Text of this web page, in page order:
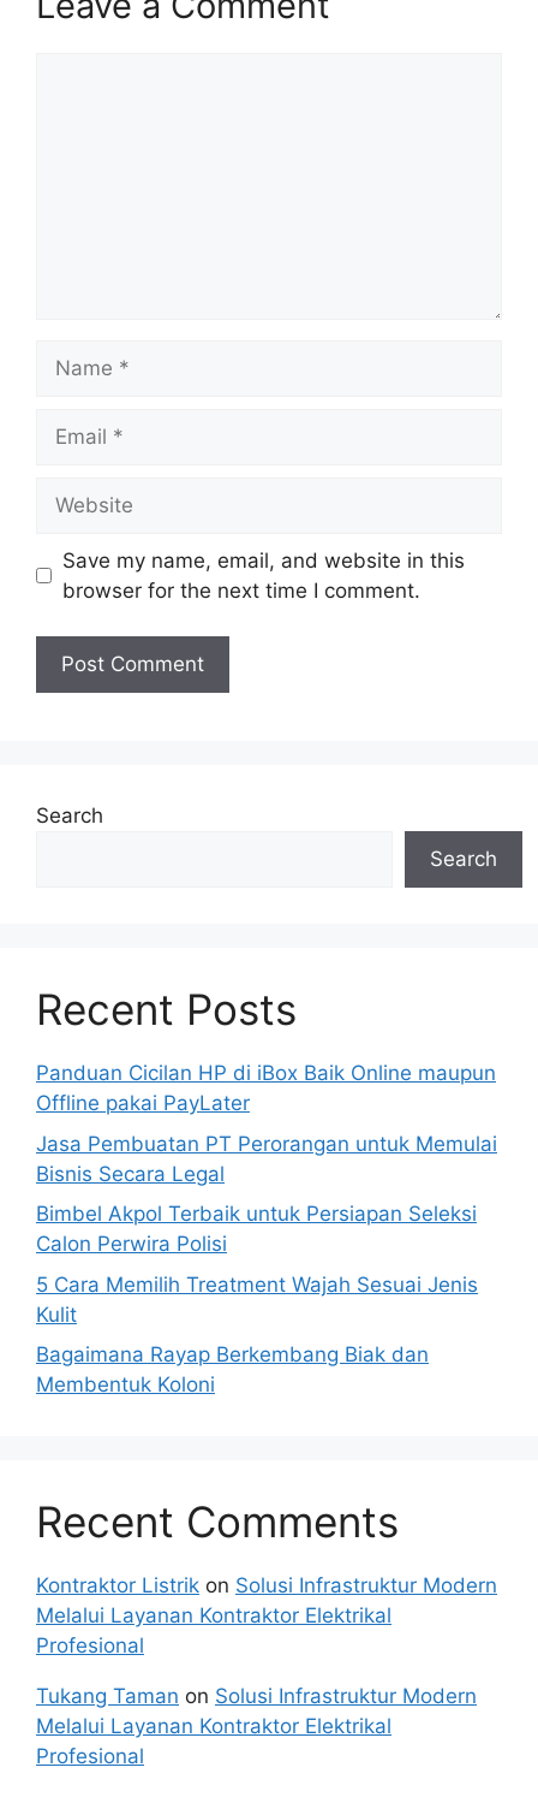
Save my name, email, and website in this
browser for the next time I comment.
Search
Search
Recent Posts
Panduan Cicilan HP di iBox Baik Online maupun
Offline pakai PayLater
Jasa Pembuatan PT Perorangan untuk Memulai
Bisnis Secara Legal
Bimbel Akpol Terbaik untuk Persiapan Seleksi
Calon Perwira Polisi
5 Cara Memilih Treatment Wajah Sesuai Jenis
Kulit
Bagaimana Rayap Berkembang Biak dan
Membentuk Koloni
Recent Comments
Kontraktor Listrik on Solusi Infrastruktur Modern
Melalui Layanan Kontraktor Elektrikal
Profesional
Tukang Taman on Solusi Infrastruktur Modern
Melalui Layanan Kontraktor Elektrikal
Profesional